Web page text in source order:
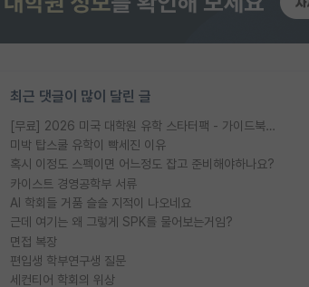
최근 댓글이 많이 달린 글
[무료] 2026 미국 대학원 유학 스타터팩 - 가이드북 & 합격자 컨택메일 템플릿
미박 탑스쿨 유학이 빡세진 이유
혹시 이정도 스펙이면 어느정도 잡고 준비해야하나요?
카이스트 경영공학부 서류
AI 학회들 거품 슬슬 지적이 나오네요
근데 여기는 왜 그렇게 SPK를 물어보는거임?
면접 복장
편입생 학부연구생 질문
세컨티어 학회의 위상